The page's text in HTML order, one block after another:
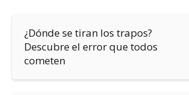
¿Dónde se tiran los trapos?
Descubre el error que todos
cometen